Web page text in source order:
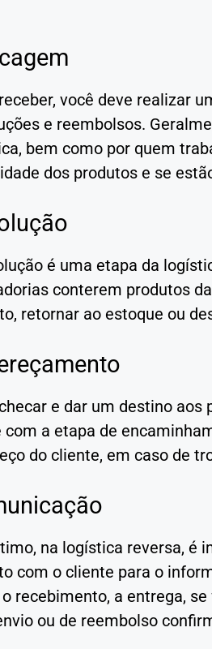
você deve realizar
e reembolsos.
bem como por quem
dos produtos e se
é uma etapa da
conterem produtos
retornar ao estoque ou
e dar um destino aos
com a etapa de
do cliente, em caso de
na logística reversa, é
com o cliente para o
recebimento, a entrega,
ou de reembolso